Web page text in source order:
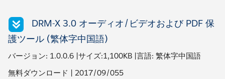
DRM-X 3.0 オーディオ/ビデオおよび PDF 保
護ツール (繁体字中国語)
バージョン: 1.0.0.6 |サイズ:1,100KB |言語: 繁体字中国語
無料ダウンロード | 2017/09/055